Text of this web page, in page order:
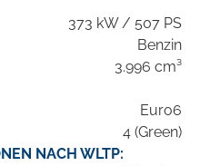
373 kW / 507 PS
Benzin
3.996 cm³
Euro6
4 (Green)
NACH WLTP: